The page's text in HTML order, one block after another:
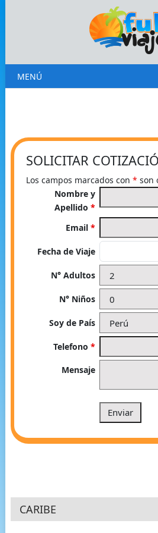
MENÚ
SOLICITAR
Los campos marcados con * son
Nombre y
Apellido*
Email*
Fecha de Viaje
N° Adultos
N° Niños
Soy de País
Telefono*
Mensaje
CARIBE